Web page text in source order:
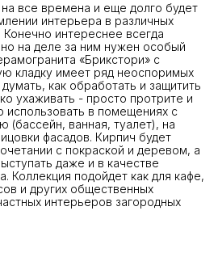
все времена и еще долго будет
интерьера в различных
Конечно интереснее всегда
на деле за ним нужен особый
«Брикстори» с
кладку имеет ряд неоспоримых
как обработать и защитить
ухаживать - просто протрите и
использовать в помещениях с
(бассейн, ванная, туалет), на
фасадов. Кирпич будет
с покраской и деревом, а
даже и в качестве
Коллекция подойдет как для кафе,
и других общественных
интерьеров загородных